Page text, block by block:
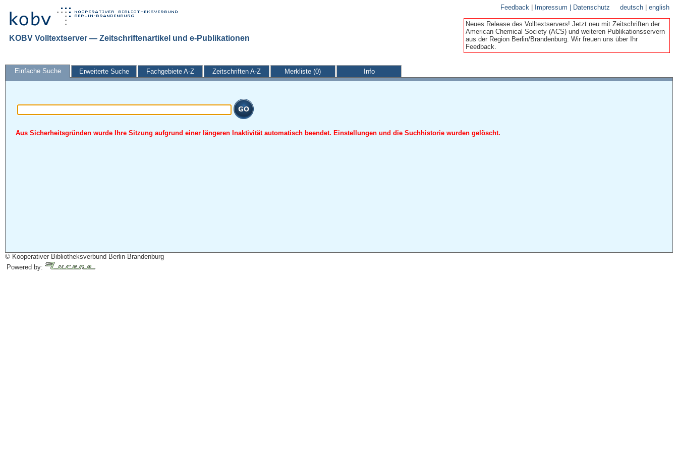
Feedback Impressum | Datenschutz deutsch |english
KOBV Volltextserver — Zeitschriftenartikel und e-Publikationen
Neues Release des Volltextservers! Jetzt neu mit Zeitschriften der
American Chemical Society (ACS) und weiteren Publikationsservern
aus der Region Berlin/Brandenburg. Wir freuen uns über Ihr
Feedback.
Einfache Suche Erweiterte Suche Fachgebiete A-Z Zeitschriften A-Z Merkliste (0) Info
Aus Sicherheitsgründen wurde Ihre Sitzung aufgrund einer längeren Inaktivität automatisch beendet. Einstellungen und die Suchhistorie wurden gelöscht.
© Kooperativer Bibliotheksverbund Berlin-Brandenburg
Powered by: